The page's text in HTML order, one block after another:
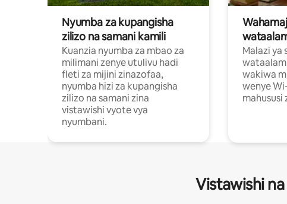
Nyumba za kupangisha
zilizo na samani kamili
Kuanzia nyumba za mbao za
milimani zenye utulivu hadi
fleti za mijini zinazofaa,
nyumba hizi za kupangisha
zilizo na samani zina
vistawishi vyote vya
nyumbani.
Malazi ya
wakiwa
wenye
mahususi
Vistawishi